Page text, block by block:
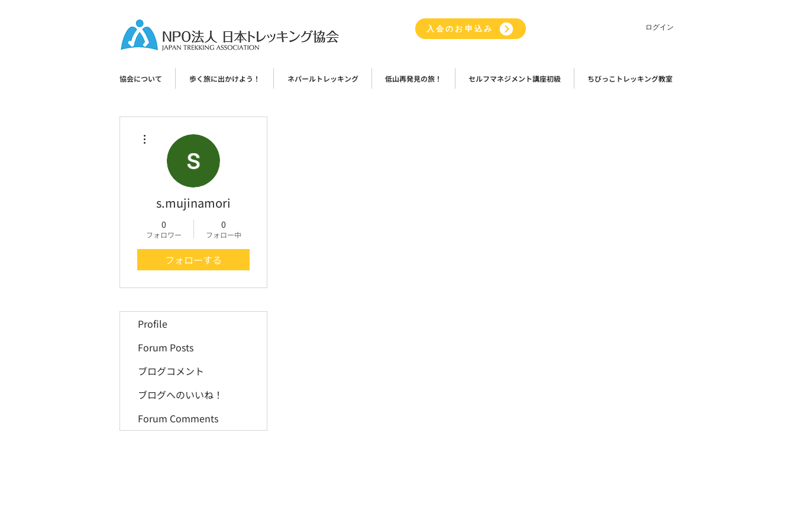
入会のお申込み ログイン
協会について 歩く旅に出かけよう！ ネパールトレッキング 低山再発見の旅！ セルフマネジメント講座初級 ちびっこトレッキング教室
s.mujinamori
0
フォロワー
0
フォロー中
フォローする
Profile
Forum Posts
ブログコメント
ブログへのいいね！
Forum Comments